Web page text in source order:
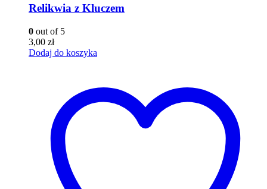
Relikwia z Kluczem
0 out of 5
3,00 zł
Dodaj do koszyka